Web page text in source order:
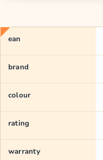
ean
brand
colour
rating
warranty